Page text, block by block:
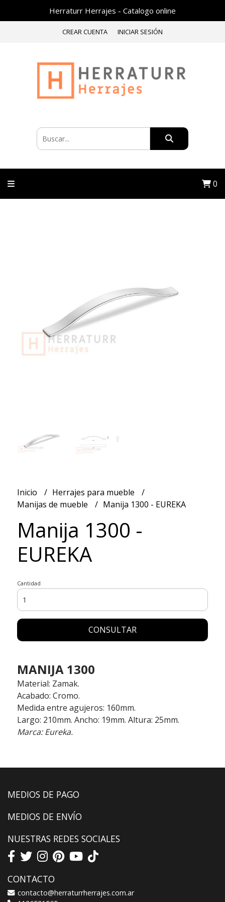
Herraturr Herrajes - Catalogo online
CREAR CUENTA INICIAR SESIÓN
0
Inicio
Herrajes para mueble
Manijas de mueble
Manija 1300 - EUREKA
Manija 1300 -
EUREKA
Cantidad
CONSULTAR
MANIJA 1300
Material: Zamak.
Acabado: Cromo.
Medida entre agujeros: 160mm.
Largo: 210mm. Ancho: 19mm. Altura: 25mm.
Marca: Eureka.
MEDIOS DE PAGO
MEDIOS DE ENVÍO
NUESTRAS REDES SOCIALES
CONTACTO
contacto@herraturrherrajes.com.ar